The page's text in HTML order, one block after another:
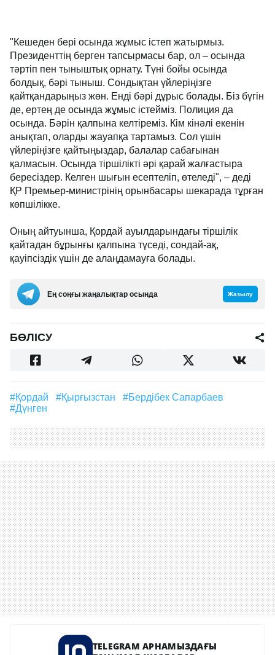
"Кешеден бері осында жұмыс істеп жатырмыз.
Президенттің берген тапсырмасы бар, ол – осында
тәртіп пен тыныштық орнату. Түні бойы осында
болдық, бәрі тыныш. Сондықтан үйлеріңізге
қайтқандарыңыз жөн. Енді бәрі дұрыс болады. Біз бүгін
де, ертең де осында жұмыс істейміз. Полиция да
осында. Бәрін қалпына келтіреміз. Кім кінәлі екенін
анықтап, оларды жауапқа тартамыз. Сол үшін
үйлеріңізге қайтыңыздар, балалар сабағынан
қалмасын. Осында тіршілікті әрі қарай жалғастыра
бересіздер. Келген шығын есептеліп, өтеледі", – деді
ҚР Премьер-министрінің орынбасары шекарада тұрған
көпшілікке.
Оның айтуынша, Қордай ауылдарындағы тіршілік
қайтадан бұрынғы қалпына түседі, сондай-ақ,
қауіпсіздік үшін де алаңдамауға болады.
Ең соңғы жаңалықтар осында Жазылу
БӨЛІСУ
#Қордай #Қырғызстан
#Бердібек Сапарбаев
#дүнген